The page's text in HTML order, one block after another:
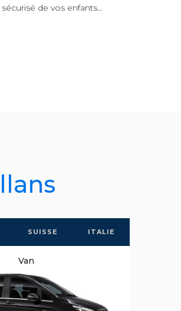
de vos enfants...
SUISSE ITALIE
Van